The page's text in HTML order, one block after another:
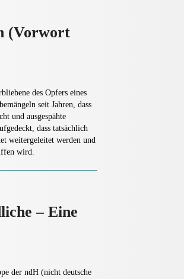
(Vorwort
des Opfers eines
seit Jahren, dass
und ausgespähte
dass tatsächlich
weitergeleitet werden und
wird.
– Eine
der ndH (nicht deutsche